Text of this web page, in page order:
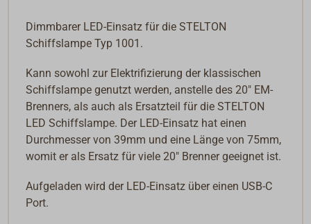
Dimmbarer LED-Einsatz für die STELTON
Schiffslampe Typ 1001.
Kann sowohl zur Elektrifizierung der klassischen
Schiffslampe genutzt werden, anstelle des 20" EM-
Brenners, als auch als Ersatzteil für die STELTON
LED Schiffslampe. Der LED-Einsatz hat einen
Durchmesser von 39mm und eine Länge von 75mm,
womit er als Ersatz für viele 20" Brenner geeignet ist.
Aufgeladen wird der LED-Einsatz über einen USB-C
Port.